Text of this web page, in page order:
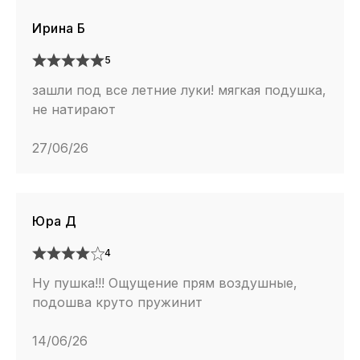
Более чем, пробить их без помощи острых предметов
практически невозможно. Для адекватной работы
эффекта амортизации Ваш вес может быть в пределах
до 120 кг. Даже если Вы вдруг наступите на какой-то
сервисы по ремонту, помните — это НЕ
линейке.
Ирина Б
5
зашли под все летние луки! мягкая подушка,
не натирают
27/06/26
Юра Д
4
Ну пушка!!! Ощущение прям воздушные,
подошва круто пружинит
14/06/26